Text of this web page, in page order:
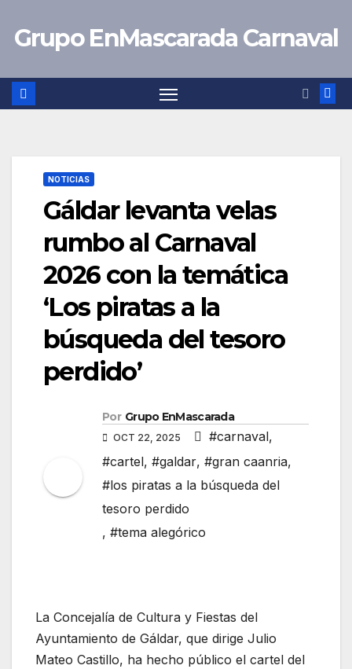
Grupo EnMascarada Carnaval
NOTICIAS
Gáldar levanta velas
rumbo al Carnaval
2026 con la temática
‘Los piratas a la
búsqueda del tesoro
perdido’
Por Grupo EnMascarada
OCT 22, 2025 #carnaval,
#cartel, #galdar, #gran caanria,
#los piratas a la búsqueda del
tesoro perdido
, #tema alegórico
La Concejalía de Cultura y Fiestas del
Ayuntamiento de Gáldar, que dirige Julio
Mateo Castillo, ha hecho público el cartel del